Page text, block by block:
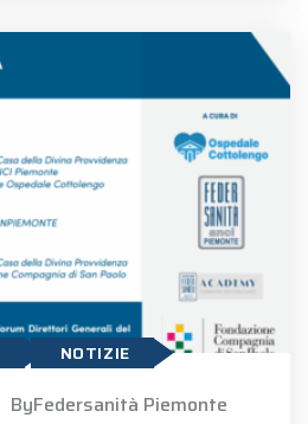
NOTIZIE
ByFedersanità Piemonte